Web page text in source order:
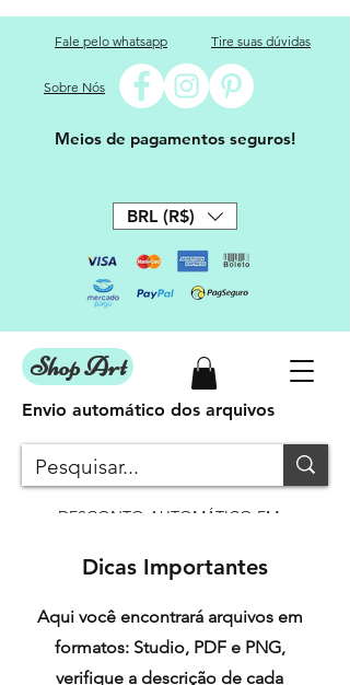
Fale pelo whatsapp Tire suas dúvidas
Sobre Nós
Meios de pagamentos seguros!
BRL (R$)
Shop Art
DESCONTO AUTOMÁTICO EM
Envio automático dos arquivos
Dicas Importantes
Aqui você encontrará arquivos em
formatos: Studio, PDF e PNG,
verifique a descrição de cada